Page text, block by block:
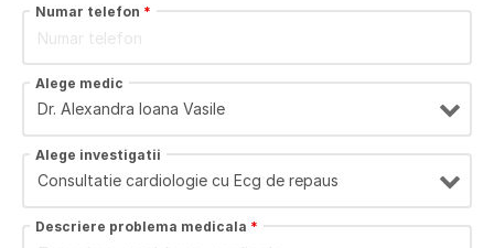
Numar telefon *
Alege medic
Alege investigatii
Descriere problema medicala *